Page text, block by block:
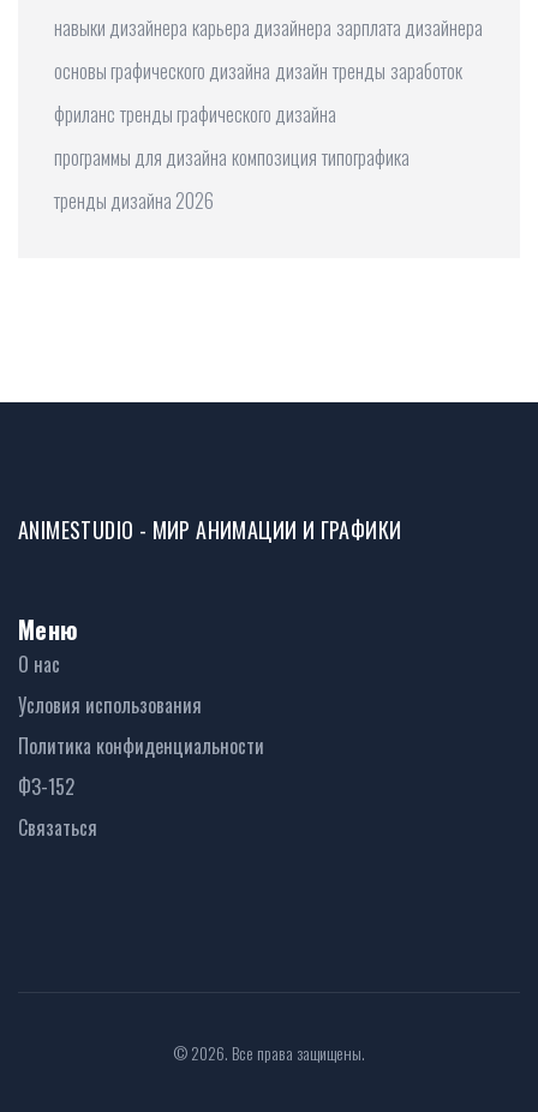
навыки дизайнера карьера дизайнера зарплата дизайнера
основы графического дизайна дизайн тренды заработок
фриланс тренды графического дизайна
программы для дизайна композиция типографика
тренды дизайна 2026
ANIMESTUDIO - МИР АНИМАЦИИ И ГРАФИКИ
Меню
О нас
Условия использования
Политика конфиденциальности
ФЗ-152
Связаться
© 2026. Все права защищены.